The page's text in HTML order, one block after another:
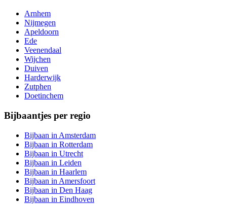
Arnhem
Nijmegen
Apeldoorn
Ede
Veenendaal
Wijchen
Duiven
Harderwijk
Zutphen
Doetinchem
Bijbaantjes per regio
Bijbaan in Amsterdam
Bijbaan in Rotterdam
Bijbaan in Utrecht
Bijbaan in Leiden
Bijbaan in Haarlem
Bijbaan in Amersfoort
Bijbaan in Den Haag
Bijbaan in Eindhoven